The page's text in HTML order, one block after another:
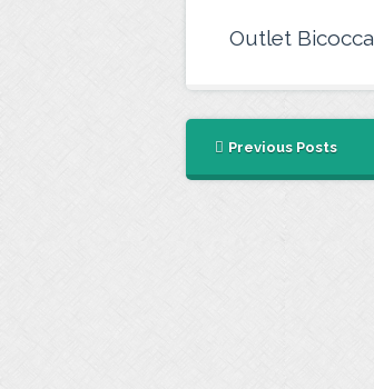
Outlet Bicocca
Previous Posts